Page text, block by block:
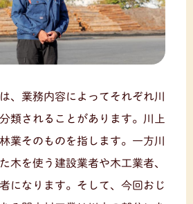
、業務内容によってそれぞれ川
類されることがあります。川上
業そのものを指します。一方川
木を使う建設業者や木工業者、
になります。そして、今回おじ